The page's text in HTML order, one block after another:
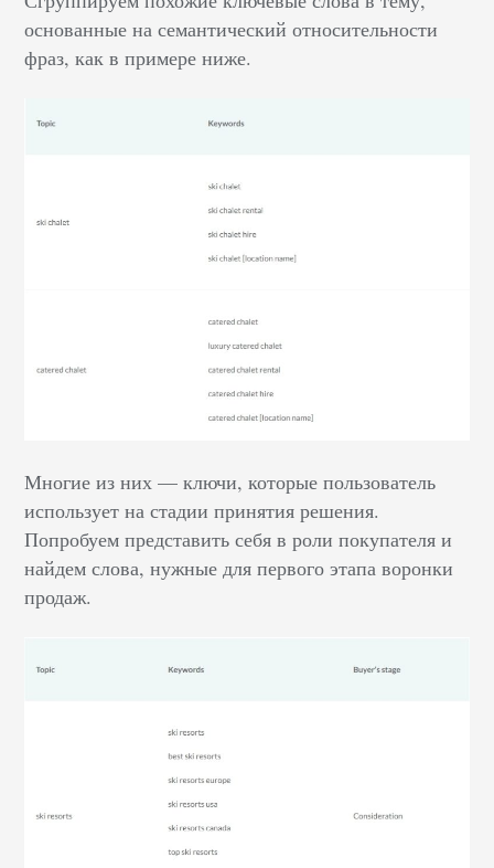
основанные на семантический относительности
фраз, как в примере ниже.
Многие из них — ключи, которые пользователь
использует на стадии принятия решения.
Попробуем представить себя в роли покупателя и
найдем слова, нужные для первого этапа воронки
продаж.